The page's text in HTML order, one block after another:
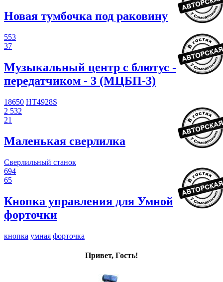
Новая тумбочка под раковину
553
37
Музыкальный центр с блютус -
передатчиком - 3 (МЦБП-3)
18650 HT4928S
2 532
21
Маленькая сверлилка
Сверлильный станок
694
65
Кнопка управления для Умной
форточки
кнопка умная форточка
Привет, Гость!